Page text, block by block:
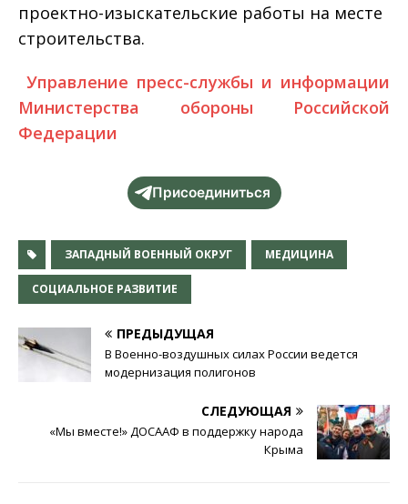
проектно-изыскательские работы на месте
строительства.
Управление пресс-службы и информации
Министерства обороны Российской
Федерации
Присоединиться
ЗАПАДНЫЙ ВОЕННЫЙ ОКРУГ МЕДИЦИНА
СОЦИАЛЬНОЕ РАЗВИТИЕ
ПРЕДЫДУЩАЯ
В Военно-воздушных силах России ведется
модернизация полигонов
СЛЕДУЮЩАЯ
«Мы вместе!» ДОСААФ в поддержку народа
Крыма